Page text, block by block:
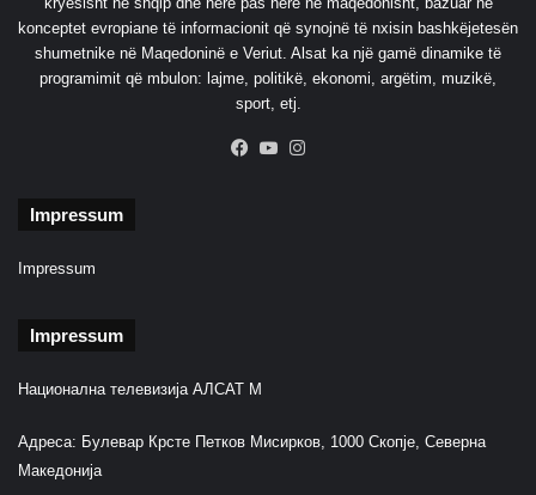
konceptet evropiane të informacionit që synojnë të nxisin bashkëjetesën
shumetnike në Maqedoninë e Veriut. Alsat ka një gamë dinamike të
programimit që mbulon: lajme, politikë, ekonomi, argëtim, muzikë,
sport, etj.
Facebook
YouTube
Impressum
Impressum
Impressum
Национална телевизија АЛСАТ М
Адреса: Булевар Крсте Петков Мисирков, 1000 Скопје, Северна
Македонија